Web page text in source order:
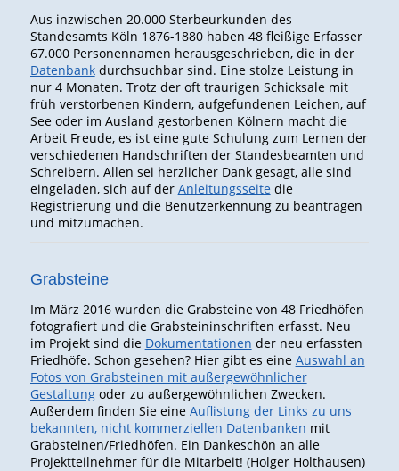
Aus inzwischen 20.000 Sterbeurkunden des
Standesamts Köln 1876-1880 haben 48 fleißige Erfasser
67.000 Personennamen herausgeschrieben, die in der
Datenbankdurchsuchbar sind. Eine stolze Leistung in
nur 4 Monaten. Trotz der oft traurigen Schicksale mit
früh verstorbenen Kindern, aufgefundenen Leichen, auf
See oder im Ausland gestorbenen Kölnern macht die
Arbeit Freude, es ist eine gute Schulung zum Lernen der
verschiedenen Handschriften der Standesbeamten und
Schreibern. Allen sei herzlicher Dank gesagt, alle sind
eingeladen, sich auf der Anleitungsseite die
Registrierung und die Benutzerkennung zu beantragen
und mitzumachen.
Grabsteine
Im März 2016 wurden die Grabsteine von 48 Friedhöfen
fotografiert und die Grabsteininschriften erfasst. Neu
im Projekt sind die Dokumentationen der neu erfassten
Friedhöfe. Schon gesehen? Hier gibt es eine Auswahl an
Fotos von Grabsteinen mit außergewöhnlicher
Gestaltungoder zu außergewöhnlichen Zwecken.
Außerdem finden Sie eine Auflistung der Links zu uns
bekannten, nicht kommerziellen Datenbanken mit
Grabsteinen/Friedhöfen. Ein Dankeschön an alle
Projektteilnehmer für die Mitarbeit! (Holger Holthausen)